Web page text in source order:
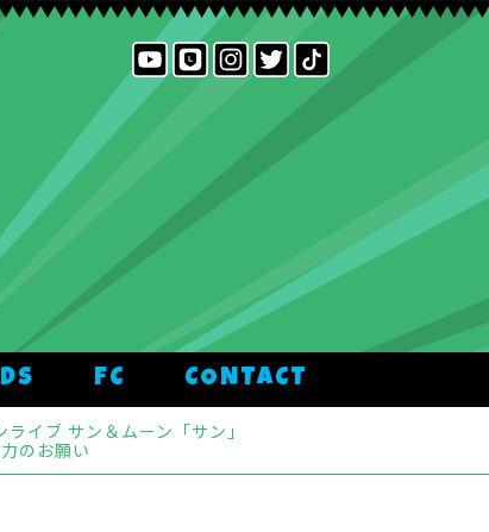
FC CONTACT
イブ サン＆ムーン「サン」
のお願い